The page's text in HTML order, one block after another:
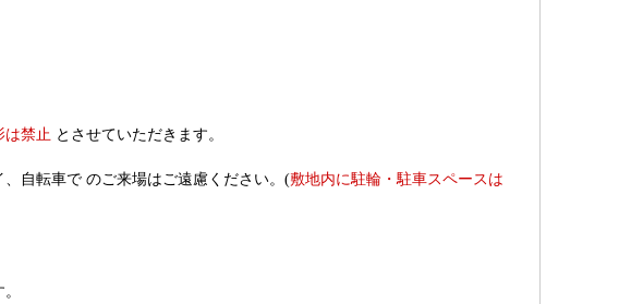
は禁止 とさせていただきます。
自転車で のご来場はご遠慮ください。(敷地内に駐輪・駐車スペースは